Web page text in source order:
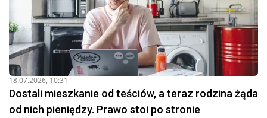
Warto podkreślić, że dziedziczenie jest nie tylko procesem
prawnym, ale również emocjonalnym. Dotyczy ono nie
tylko majątku, ale także wartości, wspomnień i
dziedzictwa kulturowego przekazywanego z pokolenia na
pokolenie.
18.07.2026, 10:31
Dostali mieszkanie od teściów, a teraz rodzina żąda
od nich pieniędzy. Prawo stoi po stronie